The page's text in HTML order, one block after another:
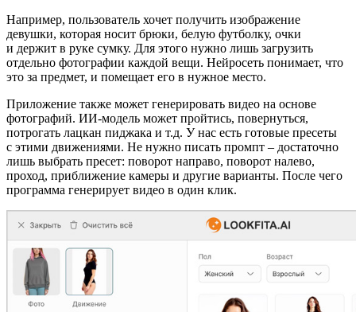
Например, пользователь хочет получить изображение
девушки, которая носит брюки, белую футболку, очки
и держит в руке сумку. Для этого нужно лишь загрузить
отдельно фотографии каждой вещи. Нейросеть понимает, что
это за предмет, и помещает его в нужное место.
Приложение также может генерировать видео на основе
фотографий. ИИ-модель может пройтись, повернуться,
потрогать лацкан пиджака и т.д. У нас есть готовые пресеты
с этими движениями. Не нужно писать промпт – достаточно
лишь выбрать пресет: поворот направо, поворот налево,
проход, приближение камеры и другие варианты. После чего
программа генерирует видео в один клик.